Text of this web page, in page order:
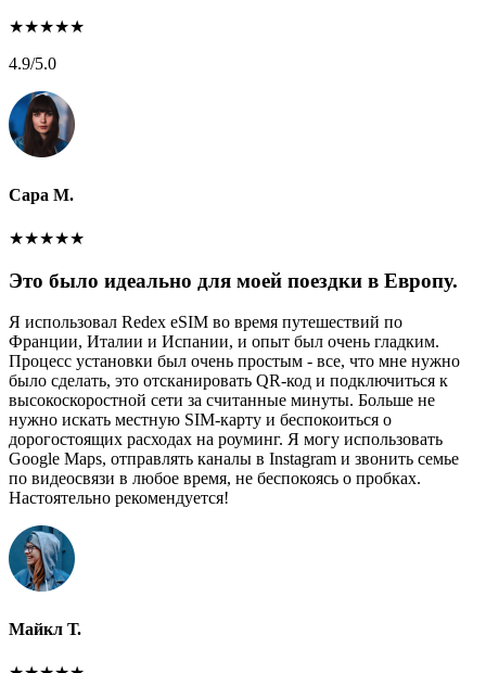
★★★★★
4.9/5.0
Сара М.
★★★★★
Это было идеально для моей поездки в Европу.
Я использовал Redex eSIM во время путешествий по
Франции, Италии и Испании, и опыт был очень гладким.
Процесс установки был очень простым - все, что мне нужно
было сделать, это отсканировать QR-код и подключиться к
высокоскоростной сети за считанные минуты. Больше не
нужно искать местную SIM-карту и беспокоиться о
дорогостоящих расходах на роуминг. Я могу использовать
Google Maps, отправлять каналы в Instagram и звонить семье
по видеосвязи в любое время, не беспокоясь о пробках.
Настоятельно рекомендуется!
Майкл Т.